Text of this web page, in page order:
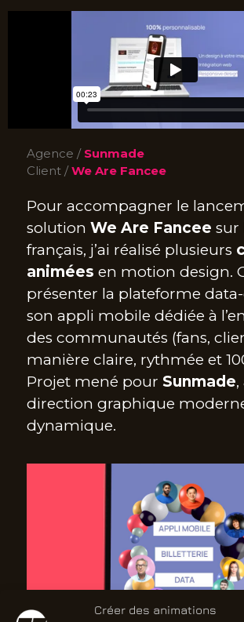
Créer des animations
Agence / Sunmade
Client /We Are Fancee
Pour accompagner le
solution We Are Fancee sur
français, j’ai réalisé plusieurs
animées en motion design.
présenter la plateforme
son appli mobile dédiée à
des communautés (fans,
manière claire, rythmée et
Projet mené pour Sunmade
direction graphique
dynamique.